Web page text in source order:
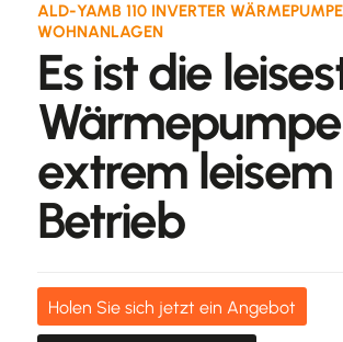
ALD-YAMB 110 INVERTER
WOHNANLAGEN
Es ist die
extrem leisem
Betrieb
Holen Sie sich jetzt ein Angebot